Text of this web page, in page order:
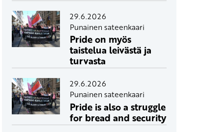
29.6.2026
Punainen sateenkaari
Pride on myös
taistelua leivästä ja
turvasta
29.6.2026
Punainen sateenkaari
Pride is also a struggle
for bread and security